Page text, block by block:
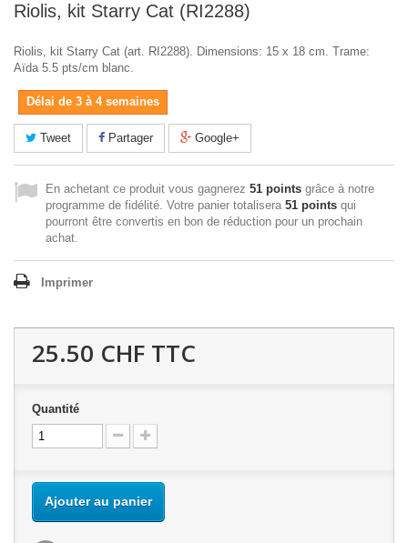
Riolis, kit Starry Cat (RI2288)
Riolis, kit Starry Cat (art. RI2288). Dimensions: 15 x 18 cm. Trame:
Aïda 5.5 pts/cm blanc.
Délai de 3 à 4 semaines
Tweet Partager Google+
En achetant ce produit vous gagnerez 51 points grâce à notre
programme de fidélité. Votre panier totalisera 51 points qui
pourront être convertis en bon de réduction pour un prochain
achat.
Imprimer
25.50 CHF TTC
Quantité
Ajouter au panier